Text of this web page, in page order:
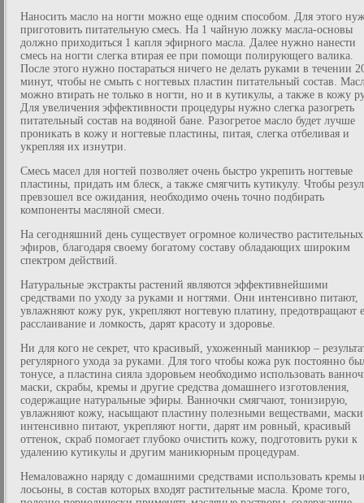
Наносить масло на ногти можно еще одним способом. Для этого
приготовить питательную смесь. На 1 чайную ложку масла-основы
должно приходиться 1 капля эфирного масла. Далее нужно нанести
смесь на ногти слегка втирая ее при помощи полирующего валика.
После этого нужно постараться ничего не делать руками в течении
минут, чтобы не смыть с ногтевых пластин питательный состав.
можно втирать не только в ногти, но и в кутикулы, а также в кожу
Для увеличения эффективности процедуры нужно слегка разогреть
питательный состав на водяной бане. Разогретое масло будет лучше
проникать в кожу и ногтевые пластины, питая, слегка отбеливая и
укрепляя их изнутри.
Смесь масел для ногтей позволяет очень быстро укрепить ногтевые
пластины, придать им блеск, а также смягчить кутикулу. Чтобы
превзошел все ожидания, необходимо очень точно подбирать
компоненты масляной смеси.
На сегодняшний день существует огромное количество растительных
эфиров, благодаря своему богатому составу обладающих широким
спектром действий.
Натуральные экстракты растений являются эффективнейшими
средствами по уходу за руками и ногтями. Они интенсивно питают,
увлажняют кожу рук, укрепляют ногтевую платину, предотвращают
расслаивание и ломкость, дарят красоту и здоровье.
Ни для кого не секрет, что красивый, ухоженный маникюр –
регулярного ухода за руками. Для того чтобы кожа рук постоянно
тонусе, а пластина сияла здоровьем необходимо использовать
маски, скрабы, кремы и другие средства домашнего изготовления,
содержащие натуральные эфиры. Ванночки смягчают, тонизирую,
увлажняют кожу, насыщают пластину полезными веществами, маски
интенсивно питают, укрепляют ногти, дарят им ровный, красивый
оттенок, скраб помогает глубоко очистить кожу, подготовить руки к
удалению кутикулы и другим маникюрным процедурам.
Немаловажно наряду с домашними средствами использовать кремы
лосьоны, в состав которых входят растительные масла. Кроме того,